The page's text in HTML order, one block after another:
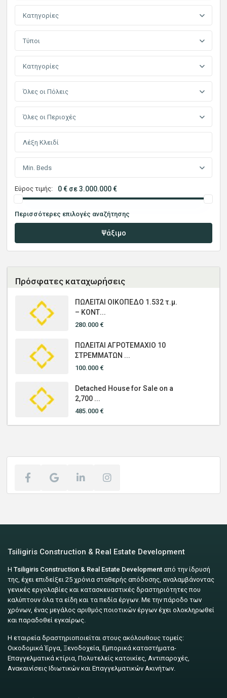
Κατηγορίες
Τύποι
Κατηγορίες
Όλες οι Πόλεις
Όλες οι Περιοχές
Min. Beds
Εύρος τιμής: 0 € σε 3.000.000 €
Περισσότερες επιλογές αναζήτησης
Ψάξιμο
Πρόσφατες καταχωρήσεις
ΠΩΛΕΙΤΑΙ ΟΙΚΟΠΕΔΟ 1.532 τ.μ.
– ΚΟΝΤ...
280.000 €
ΠΩΛΕΙΤΑΙ ΑΓΡΟΤΕΜΑΧΙΟ 10
ΣΤΡΕΜΜΑΤΩΝ ...
100.000 €
Detached House for Sale on a
2,700 ...
485.000 €
Tsiligiris Construction & Real Estate Development
ΗTsiligiris Construction & Real Estate Development από την ίδρυσή
της, έχει επιδείξει 25 χρόνια σταθερής απόδοσης, αναλαμβάνοντας
γενικές εργολαβίες και κατασκευαστικές δραστηριότητες που
καλύπτουν όλα τα είδη και τα πεδία έργων. Με την πάροδο των
χρόνων, ένας μεγάλος αριθμός ποιοτικών έργων έχει ολοκληρωθεί
και παραδοθεί εγκαίρως.
Η εταιρεία δραστηριοποιείται στους ακόλουθους τομείς:
Οικοδομικά Έργα, Ξενοδοχεία, Εμπορικά καταστήματα-
Επαγγελματικά κτίρια, Πολυτελείς κατοικίες, Αντιπαροχές,
Ανακαινίσεις Ιδιωτικών και Επαγγελματικών Ακινήτων.